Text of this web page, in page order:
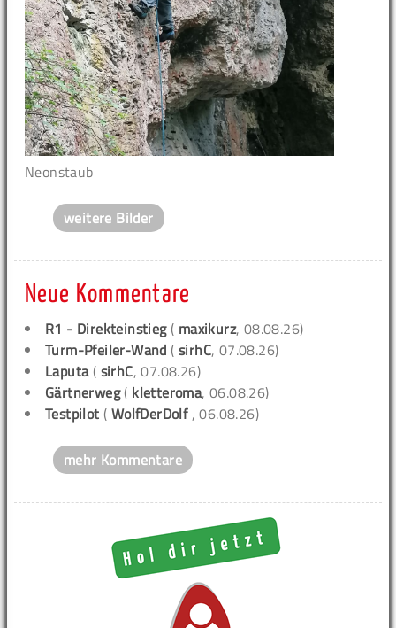
Neonstaub
weitere Bilder
Neue Kommentare
R1 - Direkteinstieg( maxikurz, 08.08.26)
Turm-Pfeiler-Wand (sirhC, 07.08.26)
Laputa( sirhC, 07.08.26)
Gärtnerweg( kletteroma, 06.08.26)
Testpilot ( WolfDerDolf , 06.08.26)
mehr Kommentare